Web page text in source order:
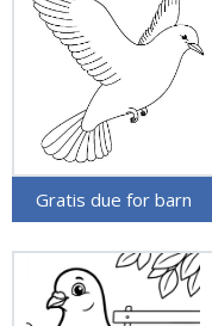
Gratis due for barn